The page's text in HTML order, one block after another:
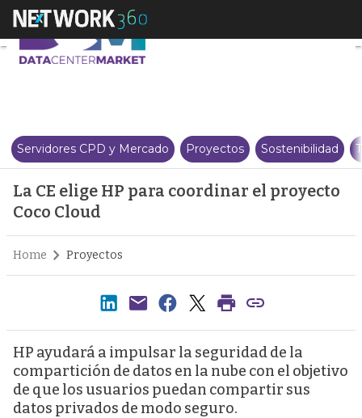
La CE elige HP para coordinar
Servidores CPD y Mercado Proyectos Sostenibilidad
La CE elige HP para coordinar el proyecto
Coco Cloud
Home Proyectos
HP ayudará a impulsar la seguridad de la
compartición de datos en la nube con el objetivo
de que los usuarios puedan compartir sus
datos privados de modo seguro.